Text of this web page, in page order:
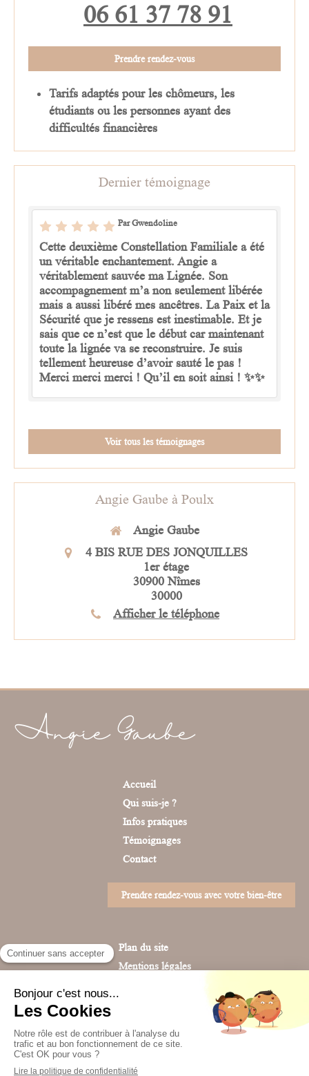
06 61 37 78 91
Prendre rendez-vous
Tarifs adaptés pour les chômeurs, les
étudiants ou les personnes ayant des
difficultés financières
Dernier témoignage
Par Gwendoline
Cette deuxième Constellation Familiale a été
un véritable enchantement. Angie a
véritablement sauvée ma Lignée. Son
accompagnement m’a non seulement libérée
mais a aussi libéré mes ancêtres. La Paix et la
Sécurité que je ressens est inestimable. Et je
sais que ce n’est que le début car maintenant
toute la lignée va se reconstruire. Je suis
tellement heureuse d’avoir sauté le pas !
Merci merci merci ! Qu’il en soit ainsi ! ✨✨
Voir tous les témoignages
Angie Gaube à Poulx
Angie Gaube
4 BIS RUE DES JONQUILLES
1er étage
30900 Nîmes
30000
Afficher le téléphone
Angie Gaube
Accueil
Qui suis-je ?
Infos pratiques
Témoignages
Contact
Prendre rendez-vous avec votre bien-être
Plan du site
Mentions légales